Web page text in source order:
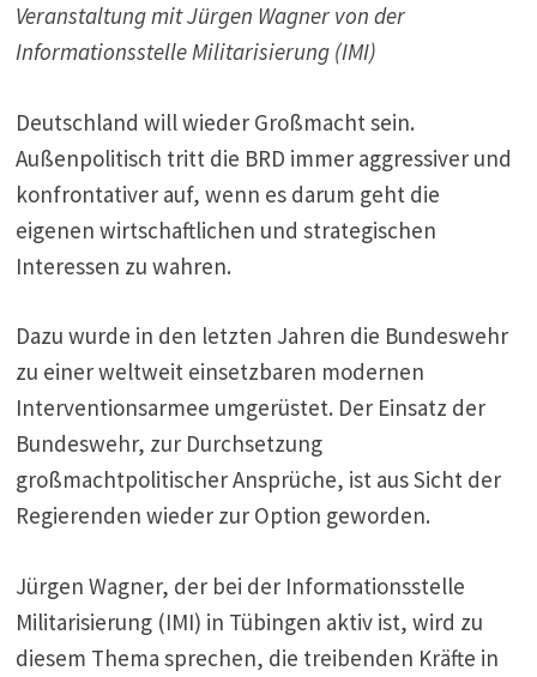
Veranstaltung mit Jürgen Wagner von der
Informationsstelle Militarisierung (IMI)
Deutschland will wieder Großmacht sein.
Außenpolitisch tritt die BRD immer aggressiver und
konfrontativer auf, wenn es darum geht die
eigenen wirtschaftlichen und strategischen
Interessen zu wahren.
Dazu wurde in den letzten Jahren die Bundeswehr
zu einer weltweit einsetzbaren modernen
Interventionsarmee umgerüstet. Der Einsatz der
Bundeswehr, zur Durchsetzung
großmachtpolitischer Ansprüche, ist aus Sicht der
Regierenden wieder zur Option geworden.
Jürgen Wagner, der bei der Informationsstelle
Militarisierung (IMI) in Tübingen aktiv ist, wird zu
diesem Thema sprechen, die treibenden Kräfte in